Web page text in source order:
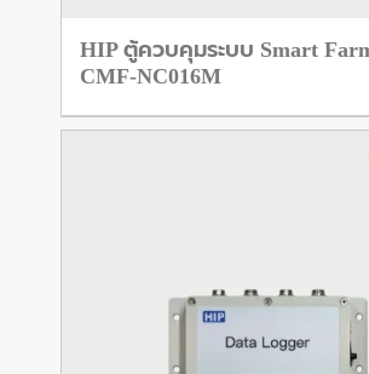
HIP ตู้ควบคุมระบบ Smart
CMF-NC016M